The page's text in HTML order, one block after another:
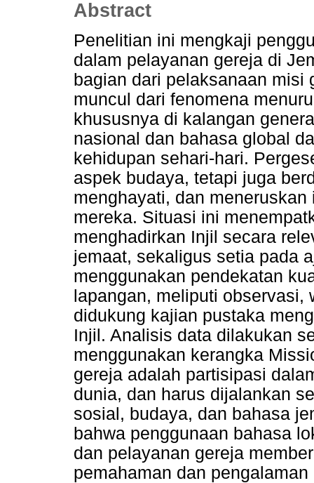
Abstract
Penelitian ini mengkaji
dalam pelayanan gereja di
bagian dari pelaksanaan misi
muncul dari fenomena
khususnya di kalangan
nasional dan bahasa global
kehidupan sehari-hari.
aspek budaya, tetapi juga
menghayati, dan
mereka. Situasi ini
menghadirkan Injil secara
jemaat, sekaligus setia pada
menggunakan pendekatan
lapangan, meliputi
didukung kajian pustaka
Injil. Analisis data dilakukan
menggunakan kerangka
gereja adalah partisipasi
dunia, dan harus dijalankan
sosial, budaya, dan bahasa
bahwa penggunaan bahasa
dan pelayanan gereja
pemahaman dan